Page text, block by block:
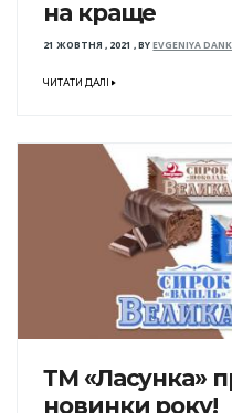
на краще
21 ЖОВТНЯ , 2021 ,BYEVGENIYA
ЧИТАТИ ДАЛІ
ТМ «Ласунка»
новинки року!